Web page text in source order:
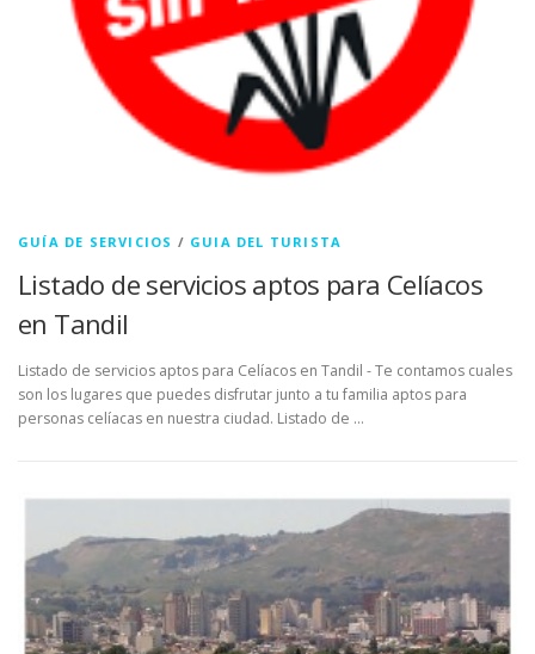
GUÍA DE SERVICIOS / GUIA DEL TURISTA
Listado de servicios aptos para Celíacos
en Tandil
Listado de servicios aptos para Celíacos en Tandil - Te contamos cuales
son los lugares que puedes disfrutar junto a tu familia aptos para
personas celíacas en nuestra ciudad. Listado de …